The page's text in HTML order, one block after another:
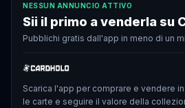
NESSUN ANNUNCIO ATTIVO
Sii il primo a venderla su
Pubblichi gratis dall'app in meno di un
Scarica l'app per comprare e vendere
le carte e seguire il valore della